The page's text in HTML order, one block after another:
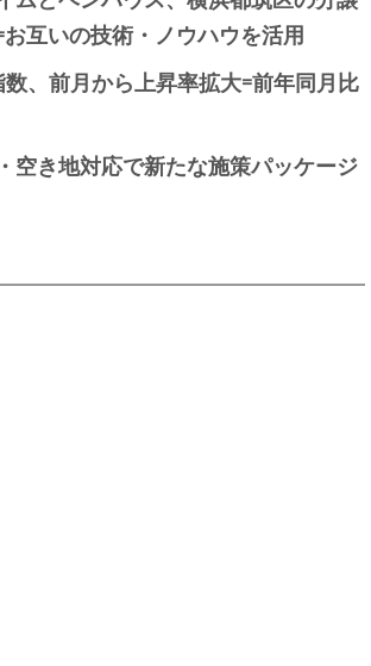
互いの技術・ノウハウを活用
、前月から上昇率拡大=前年同月比
空き地対応で新たな施策パッケージ